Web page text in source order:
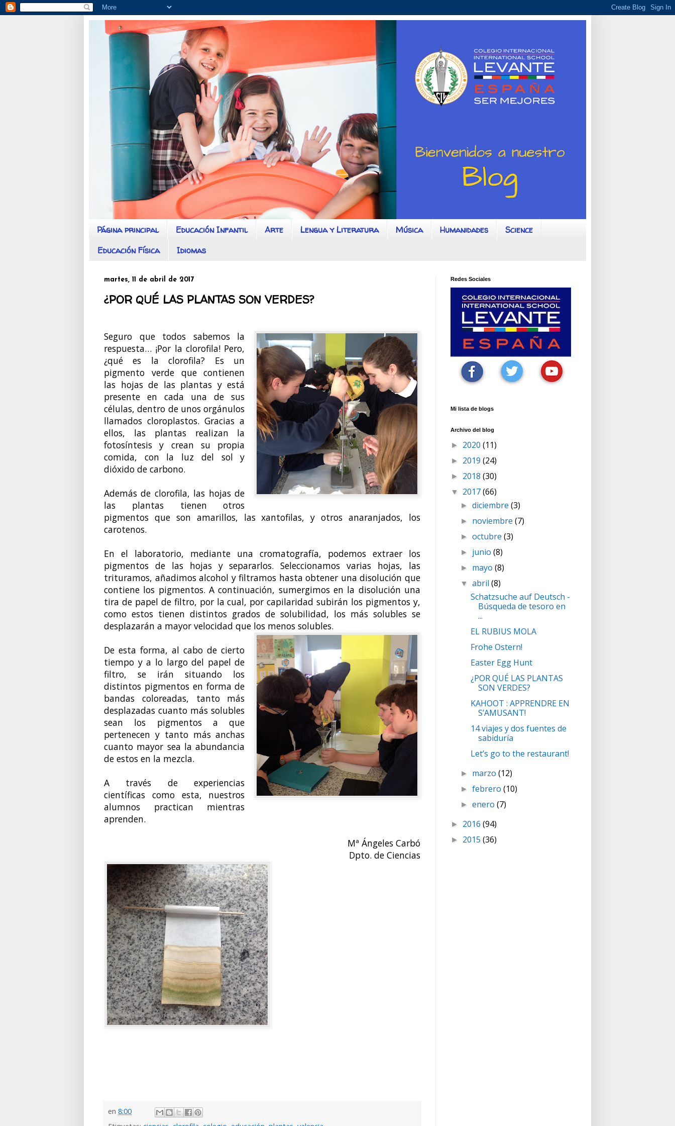
Página principal Educación Infantil Arte Lengua y Literatura Música Humanidades
Science
Educación Física
Idiomas
martes, 11 de abril de 2017
¿POR QUÉ LAS PLANTAS SON VERDES?
Seguro que todos sabemos la
respuesta… ¡Por la clorofila! Pero,
¿qué es la clorofila? Es un
pigmento verde que contienen
las hojas de las plantas y está
presente en cada una de sus
células, dentro de unos orgánulos
llamados cloroplastos. Gracias a
ellos, las plantas realizan la
fotosíntesis y crean su propia
comida, con la luz del sol y
dióxido de carbono.
Además de clorofila, las hojas de
las plantas tienen otros
pigmentos que son amarillos, las xantofilas, y otros anaranjados, los
carotenos.
En el laboratorio, mediante una cromatografía, podemos extraer los
pigmentos de las hojas y separarlos. Seleccionamos varias hojas, las
trituramos, añadimos alcohol y filtramos hasta obtener una disolución que
contiene los pigmentos. A continuación, sumergimos en la disolución una
tira de papel de filtro, por la cual, por capilaridad subirán los pigmentos y,
como estos tienen distintos grados de solubilidad, los más solubles se
desplazarán a mayor velocidad que los menos solubles.
De esta forma, al cabo de cierto
tiempo y a lo largo del papel de
filtro, se irán situando los
distintos pigmentos en forma de
bandas coloreadas, tanto más
desplazadas cuanto más solubles
sean los pigmentos a que
pertenecen y tanto más anchas
cuanto mayor sea la abundancia
de estos en la mezcla.
A través de experiencias
científicas como esta, nuestros
alumnos practican mientras
aprenden.
Mª Ángeles Carbó
Dpto. de Ciencias
en 8:00
Redes Sociales
Mi lista de blogs
Archivo del blog
► 2020 (11)
► 2019 (24)
► 2018 (30)
▼ 2017(66)
►diciembre(3)
► noviembre(7)
►octubre(3)
► junio(8)
► mayo(8)
▼abril(8)
Schatzsuche auf Deutsch -
Búsqueda de tesoro en
...
EL RUBIUS MOLA
Frohe Ostern!
Easter Egg Hunt
¿POR QUÉ LAS PLANTAS
SON VERDES?
KAHOOT : APPRENDRE EN
S’AMUSANT!
14 viajes y dos fuentes de
sabiduría
Let’s go to the restaurant!
► marzo(12)
►febrero(10)
►enero(7)
► 2016 (94)
► 2015 (36)